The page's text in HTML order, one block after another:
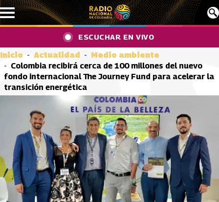
Pasar al contenido principal
ESCUCHAR EN VIVO
Inicio Actualidad
Medio ambiente
Colombia recibirá cerca de 100 millones del nuevo
fondo internacional The Journey Fund para acelerar la
transición energética